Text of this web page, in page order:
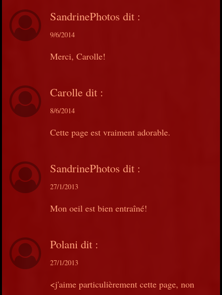
SandrinePhotos dit :
9/6/2014
Merci, Carolle!
Carolle dit :
8/6/2014
Cette page est vraiment adorable.
SandrinePhotos dit :
27/1/2013
Mon oeil est bien entraîné!
Polani dit :
27/1/2013
<j'aime particulièrement cette page, non